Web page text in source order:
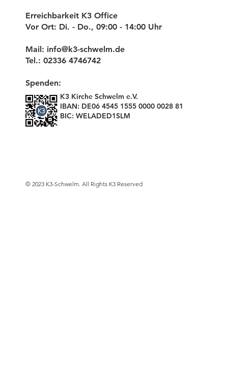
Erreichbarkeit K3 Office
Vor Ort: Di. - Do., 09:00 - 14:00 Uhr
Mail: info@k3-schwelm.de
Tel.: 02336 4746742
Spenden:
K3 Kirche Schwelm e.V.
IBAN: DE06 4545 1555 0000 0028 81
BIC: WELADED1SLM
© 2023 K3-Schwelm. All Rights K3 Reserved